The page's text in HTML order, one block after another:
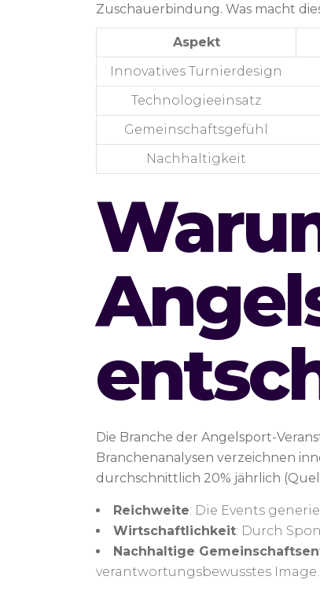
Zuschauerbindung. Was macht
Aspekt
Innovatives Turnierdesign
Technologieeinsatz
Gemeinschaftsgefühl
Nachhaltigkeit
Die Branche der Angelsport-
Branchenanalysen verzeichnen
durchschnittlich 20% jährlich
Reichweite: Die Events
Wirtschaftlichkeit: Durch
Nachhaltige
verantwortungsbewusstes Image.